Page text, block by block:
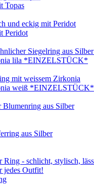
Topas
Peridot
lila *EINZELSTÜCK*
weiß *EINZELSTÜCK*